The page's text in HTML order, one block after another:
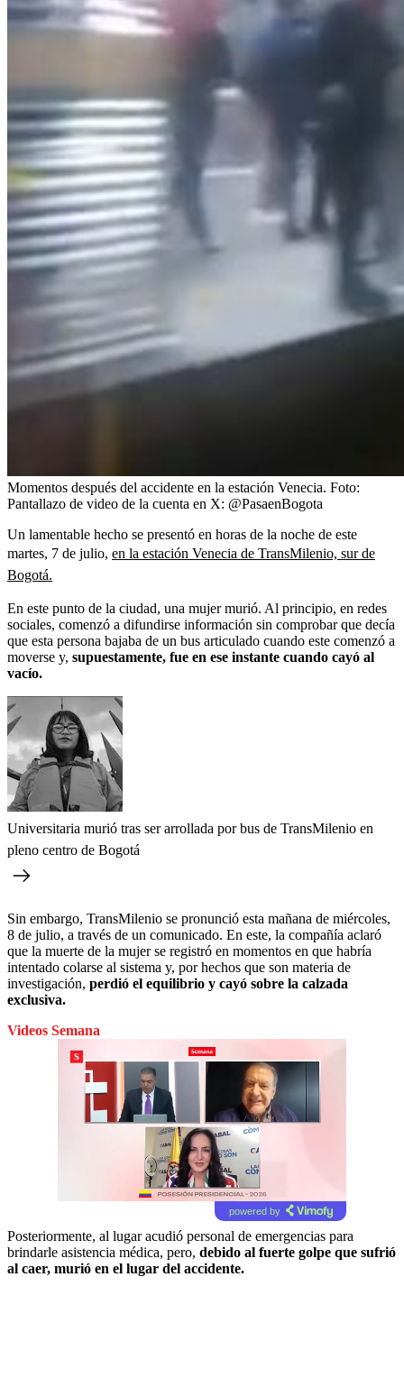
Momentos después del accidente en la estación Venecia. Foto:
Pantallazo de video de la cuenta en X: @PasaenBogota
Un lamentable hecho se presentó en horas de la noche de este
martes, 7 de julio, en la estación Venecia de TransMilenio, sur de
Bogotá.
En este punto de la ciudad, una mujer murió. Al principio, en redes
sociales, comenzó a difundirse información sin comprobar que decía
que esta persona bajaba de un bus articulado cuando este comenzó a
moverse y, supuestamente, fue en ese instante cuando cayó al
vacío.
Universitaria murió tras ser arrollada por bus de TransMilenio en
pleno centro de Bogotá
Sin embargo, TransMilenio se pronunció esta mañana de miércoles,
8 de julio, a través de un comunicado. En este, la compañía aclaró
que la muerte de la mujer se registró en momentos en que habría
intentado colarse al sistema y, por hechos que son materia de
investigación, perdió el equilibrio y cayó sobre la calzada
exclusiva.
Videos Semana
powered by
Posteriormente, al lugar acudió personal de emergencias para
brindarle asistencia médica, pero, debido al fuerte golpe que sufrió
al caer, murió en el lugar del accidente.